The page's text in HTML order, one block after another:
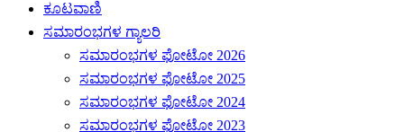
ಕೂಟವಾಣಿ
ಸಮಾರಂಭಗಳ ಗ್ಯಾಲರಿ
ಸಮಾರಂಭಗಳ ಫೋಟೋ 2026
ಸಮಾರಂಭಗಳ ಫೋಟೋ 2025
ಸಮಾರಂಭಗಳ ಫೋಟೋ 2024
ಸಮಾರಂಭಗಳ ಫೋಟೋ 2023